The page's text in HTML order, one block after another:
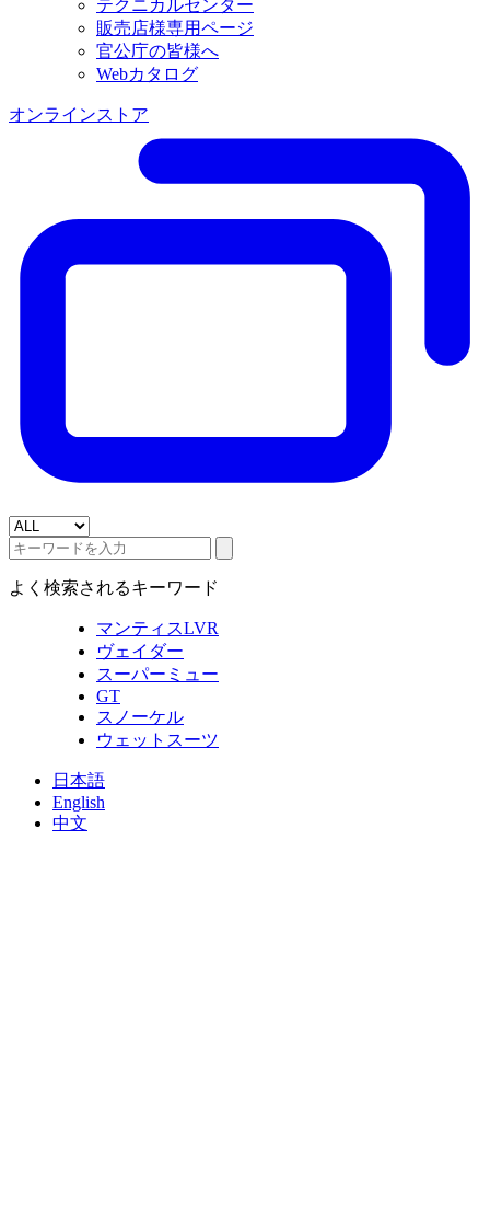
テクニカルセンター
販売店様専用ページ
官公庁の皆様へ
Webカタログ
オンラインストア
よく検索されるキーワード
マンティスLVR
ヴェイダー
スーパーミュー
GT
スノーケル
ウェットスーツ
日本語
English
中文